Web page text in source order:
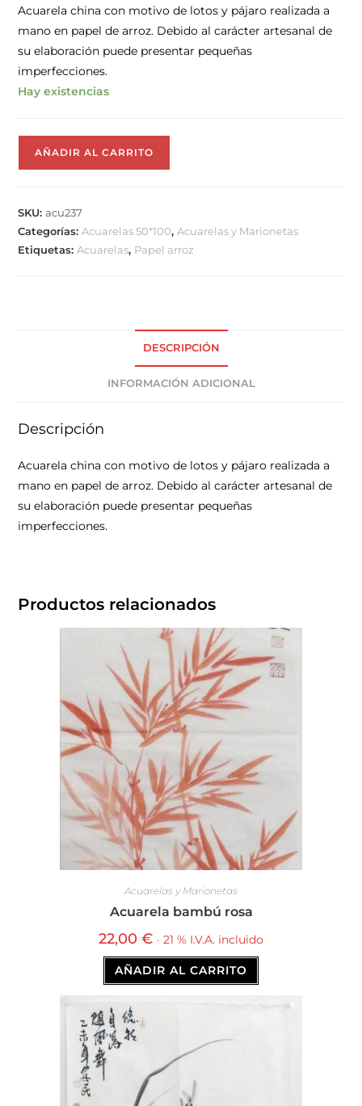
Acuarela china con motivo de lotos y pájaro realizada a
mano en papel de arroz. Debido al carácter artesanal de
su elaboración puede presentar pequeñas
imperfecciones.
Hay existencias
AÑADIR AL CARRITO
SKU:acu237
Categorías:Acuarelas 50*100,Acuarelas y Marionetas
Etiquetas:Acuarelas, Papel arroz
DESCRIPCIÓN
INFORMACIÓN ADICIONAL
Descripción
Acuarela china con motivo de lotos y pájaro realizada a
mano en papel de arroz. Debido al carácter artesanal de
su elaboración puede presentar pequeñas
imperfecciones.
Productos relacionados
Acuarelas y Marionetas
Acuarela bambú rosa
22,00 € · 21 % I.V.A. incluido
AÑADIR AL CARRITO